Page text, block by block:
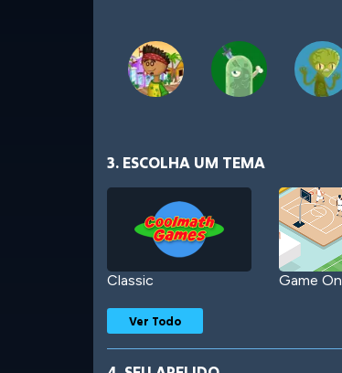
3. ESCOLHA UM TEMA
Classic Game On
Ver Todo